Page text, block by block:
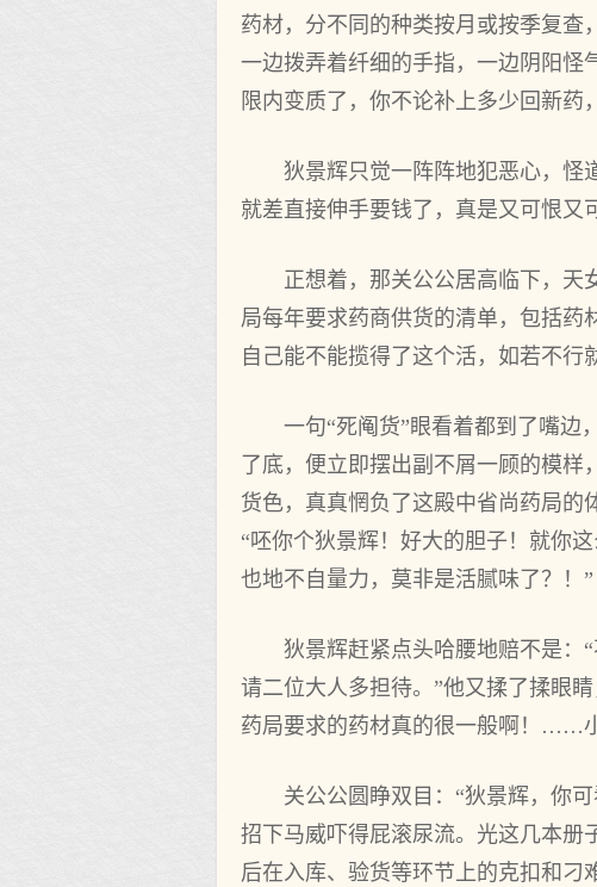
药材，分不同的种类按月或按季复
一边拨弄着纤细的手指，一边阴阳怪
限内变质了，你不论补上多少回新药
狄景辉只觉一阵阵地犯恶心，怪
就差直接伸手要钱了，真是又可恨又
正想着，那关公公居高临下，天
局每年要求药商供货的清单，包括药
自己能不能揽得了这个活，如若不
一句“死阄货”眼看着都到了嘴边
了底，便立即摆出副不屑一顾的模
货色，真真惘负了这殿中省尚药局的
“呸你个狄景辉！好大的胆子！就你
也地不自量力，莫非是活腻味了？！”
狄景辉赶紧点头哈腰地赔不是：
请二位大人多担待。”他又揉了揉眼
药局要求的药材真的很一般啊！……
关公公圆睁双目：“狄景辉，你
招下马威吓得屁滚尿流。光这几本册
后在入库、验货等环节上的克扣和刁